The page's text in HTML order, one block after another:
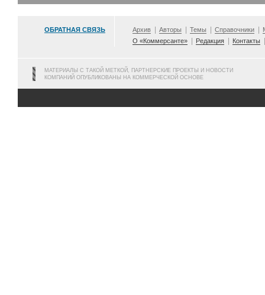
ОБРАТНАЯ СВЯЗЬ Архив Авторы Темы Справочники
О «Коммерсанте»
Редакция Контакты
МАТЕРИАЛЫ С ТАКОЙ МЕТКОЙ, ПАРТНЕРСКИЕ ПРОЕКТЫ И НОВОСТИ
КОМПАНИЙ ОПУБЛИКОВАНЫ НА КОММЕРЧЕСКОЙ ОСНОВЕ